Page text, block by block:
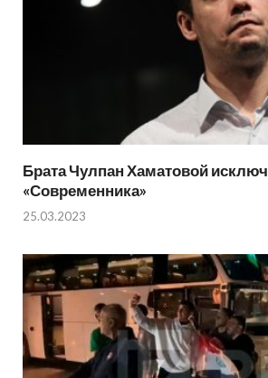
Брата Чулпан Хаматовой
«Современника»
25.03.2023